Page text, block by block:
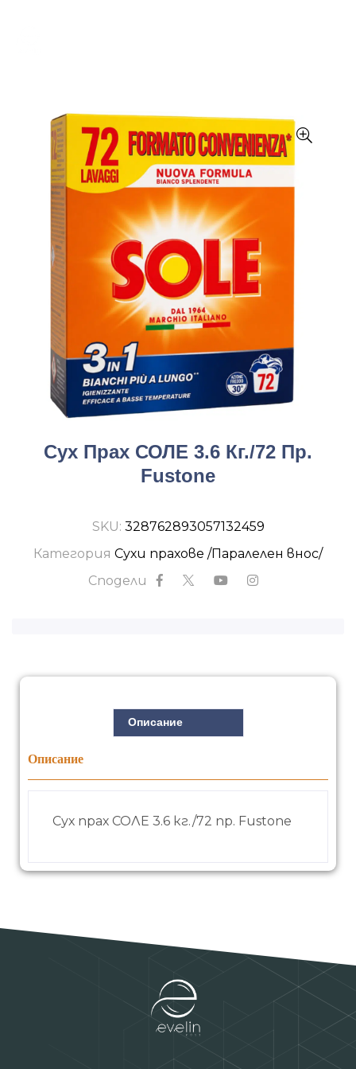
Сух Прах СОЛЕ 3.6 Кг./72 Пр.
Fustone
SKU: 328762893057132459
Категория Сухи прахове /Паралелен внос/
Сподели
Описание
Описание
Сух прах СОЛЕ 3.6 кг./72 пр. Fustone